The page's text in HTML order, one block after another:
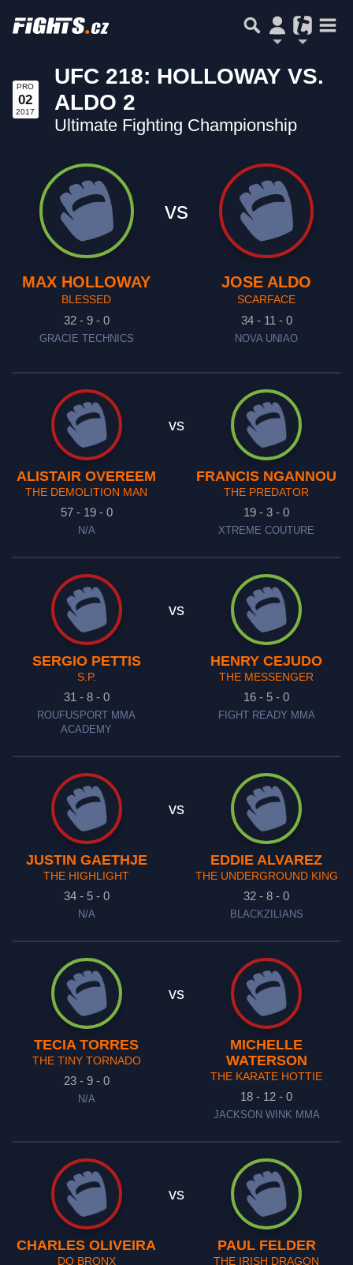
PRO
02
2017
UFC 218: HOLLOWAY VS.
ALDO 2
Ultimate Fighting Championship
MAX HOLLOWAY
BLESSED
32 - 9 - 0
GRACIE TECHNICS
vs
JOSE ALDO
SCARFACE
34 - 11 - 0
NOVA UNIAO
ALISTAIR OVEREEM
THE DEMOLITION MAN
57 - 19 - 0
N/A
vs
FRANCIS NGANNOU
THE PREDATOR
19 - 3 - 0
XTREME COUTURE
SERGIO PETTIS
S.P.
31 - 8 - 0
ROUFUSPORT MMA
ACADEMY
vs
HENRY CEJUDO
THE MESSENGER
16 - 5 - 0
FIGHT READY MMA
JUSTIN GAETHJE
THE HIGHLIGHT
34 - 5 - 0
N/A
vs
EDDIE ALVAREZ
THE UNDERGROUND KING
32 - 8 - 0
BLACKZILIANS
TECIA TORRES
THE TINY TORNADO
23 - 9 - 0
N/A
vs
MICHELLE
WATERSON
THE KARATE HOTTIE
18 - 12 - 0
JACKSON WINK MMA
CHARLES OLIVEIRA
DO BRONX
vs
PAUL FELDER
THE IRISH DRAGON